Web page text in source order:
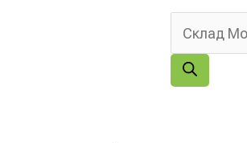
Поиск
товаров